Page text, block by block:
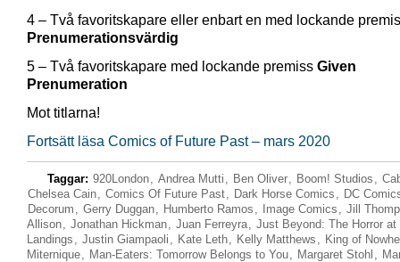
4 – Två favoritskapare eller enbart en med lockande
Prenumerationsvärdig
5 – Två favoritskapare med lockande premiss Given
Prenumeration
Mot titlarna!
Fortsätt läsa Comics of Future Past – mars 2020
Taggar: 920London, Andrea Mutti , Ben Oliver, Boom! Studios ,
Chelsea Cain, Comics Of Future Past, Dark Horse Comics , DC
Decorum , Gerry Duggan, Humberto Ramos , Image Comics , Jill
Allison, Jonathan Hickman, Juan Ferreyra, Just Beyond: The Horror at
Landings , Justin Giampaoli , Kate Leth, Kelly Matthews , King of
Miternique, Man-Eaters: Tomorrow Belongs to You, Margaret Stohl ,